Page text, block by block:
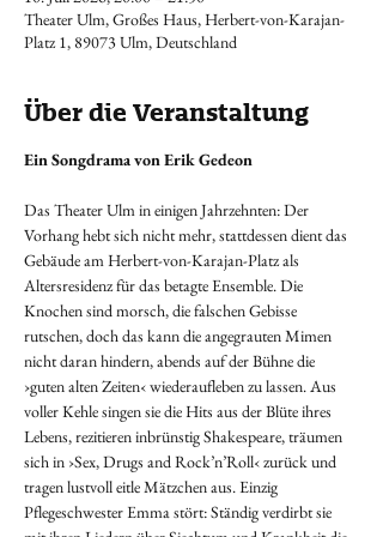
Theater Ulm, Großes Haus, Herbert-von-Karajan-
Platz 1, 89073 Ulm, Deutschland
Über die Veranstaltung
Ein Songdrama von Erik Gedeon
Das Theater Ulm in einigen Jahrzehnten: Der
Vorhang hebt sich nicht mehr, stattdessen dient das
Gebäude am Herbert-von-Karajan-Platz als
Altersresidenz für das betagte Ensemble. Die
Knochen sind morsch, die falschen Gebisse
rutschen, doch das kann die angegrauten Mimen
nicht daran hindern, abends auf der Bühne die
›guten alten Zeiten‹ wiederaufleben zu lassen. Aus
voller Kehle singen sie die Hits aus der Blüte ihres
Lebens, rezitieren inbrünstig Shakespeare, träumen
sich in ›Sex, Drugs and Rock’n’Roll‹ zurück und
tragen lustvoll eitle Mätzchen aus. Einzig
Pflegeschwester Emma stört: Ständig verdirbt sie